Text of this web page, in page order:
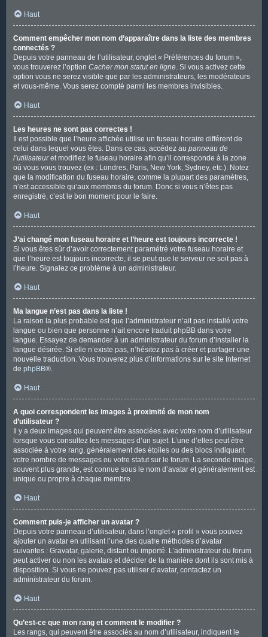
Haut
Comment empêcher mon nom d’apparaître dans la liste des membres
connectés ?
Depuis votre panneau de l’utilisateur, onglet « Préférences du forum »,
vous trouverez l’option Cacher mon statut en ligne. Si vous activez cette
option vous ne serez visible que par les administrateurs, les modérateurs
et vous-même. Vous serez compté parmi les membres invisibles.
Haut
Les heures ne sont pas correctes !
Il est possible que l’heure affichée utilise un fuseau horaire différent de
celui dans lequel vous êtes. Dans ce cas, accédez au panneau de
l’utilisateuret modifiez le fuseau horaire afin qu’il corresponde à la zone
où vous vous trouvez (ex : Londres, Paris, New York, Sydney, etc.). Notez
que la modification du fuseau horaire, comme la plupart des paramètres,
n’est accessible qu’aux membres du forum. Donc si vous n’êtes pas
enregistré, c’est le bon moment pour le faire.
Haut
J’ai changé mon fuseau horaire et l’heure est toujours incorrecte !
Si vous êtes sûr d’avoir correctement paramétré votre fuseau horaire et
que l’heure est toujours incorrecte, il se peut que le serveur ne soit pas à
l’heure. Signalez ce problème à un administrateur.
Haut
Ma langue n’est pas dans la liste !
La raison la plus probable est que l’administrateur n’ait pas installé votre
langue ou bien que personne n’ait encore traduit phpBB dans votre
langue. Essayez de demander à un administrateur du forum d’installer la
langue désirée. Si elle n’existe pas, n’hésitez pas à créer et partager une
nouvelle traduction. Vous trouverez plus d’informations sur le site Internet
de phpBB®.
Haut
A quoi correspondent les images à proximité de mon nom
d’utilisateur ?
Il y a deux images qui peuvent être associées avec votre nom d’utilisateur
lorsque vous consultez les messages d’un sujet. L’une d’elles peut être
associée à votre rang, généralement des étoiles ou des blocs indiquant
votre nombre de messages ou votre statut sur le forum. La seconde image,
souvent plus grande, est connue sous le nom d’avatar et généralement est
unique ou propre à chaque membre.
Haut
Comment puis-je afficher un avatar ?
Depuis votre panneau d’utilisateur, dans l’onglet « profil » vous pouvez
ajouter un avatar en utilisant l’une des quatre méthodes d’avatar
suivantes : Gravatar, galerie, distant ou importé. L’administrateur du forum
peut activer ou non les avatars et décider de la manière dont ils sont mis à
disposition. Si vous ne pouvez pas utiliser d’avatar, contactez un
administrateur du forum.
Haut
Qu’est-ce que mon rang et comment le modifier ?
Les rangs, qui peuvent être associés au nom d’utilisateur, indiquent le